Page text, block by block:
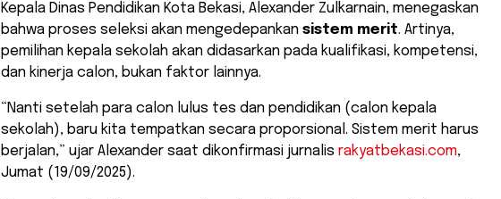
Kepala Dinas Pendidikan Kota Bekasi, Alexander Zulkarnain, menegaskan
bahwa proses seleksi akan mengedepankan sistem merit. Artinya,
pemilihan kepala sekolah akan didasarkan pada kualifikasi, kompetensi,
dan kinerja calon, bukan faktor lainnya.
“Nanti setelah para calon lulus tes dan pendidikan (calon kepala
sekolah), baru kita tempatkan secara proporsional. Sistem merit harus
berjalan,” ujar Alexander saat dikonfirmasi jurnalis rakyatbekasi.com,
Jumat (19/09/2025).